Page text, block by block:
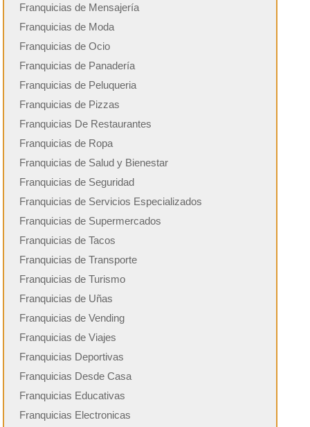
Franquicias de Mensajería
Franquicias de Moda
Franquicias de Ocio
Franquicias de Panadería
Franquicias de Peluqueria
Franquicias de Pizzas
Franquicias De Restaurantes
Franquicias de Ropa
Franquicias de Salud y Bienestar
Franquicias de Seguridad
Franquicias de Servicios Especializados
Franquicias de Supermercados
Franquicias de Tacos
Franquicias de Transporte
Franquicias de Turismo
Franquicias de Uñas
Franquicias de Vending
Franquicias de Viajes
Franquicias Deportivas
Franquicias Desde Casa
Franquicias Educativas
Franquicias Electronicas